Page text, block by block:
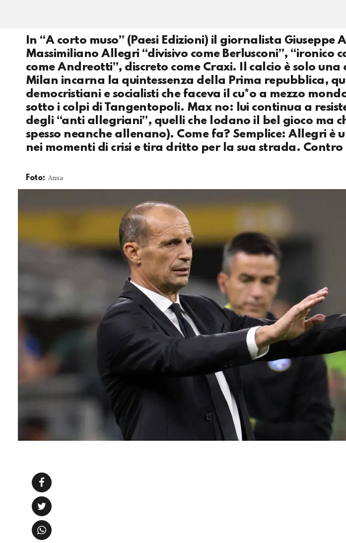
In “A corto muso” (Paesi Edizioni) il giornalista Giuseppe
Massimiliano Allegri “divisivo come Berlusconi”, “ironico
come Andreotti”, discreto come Craxi. Il calcio è solo una
Milan incarna la quintessenza della Prima repubblica,
democristiani e socialisti che faceva il cu*o a mezzo
sotto i colpi di Tangentopoli. Max no: lui continua a
degli “anti allegriani”, quelli che lodano il bel gioco ma
spesso neanche allenano). Come fa? Semplice: Allegri è
nei momenti di crisi e tira dritto per la sua strada.
Foto: Ansa